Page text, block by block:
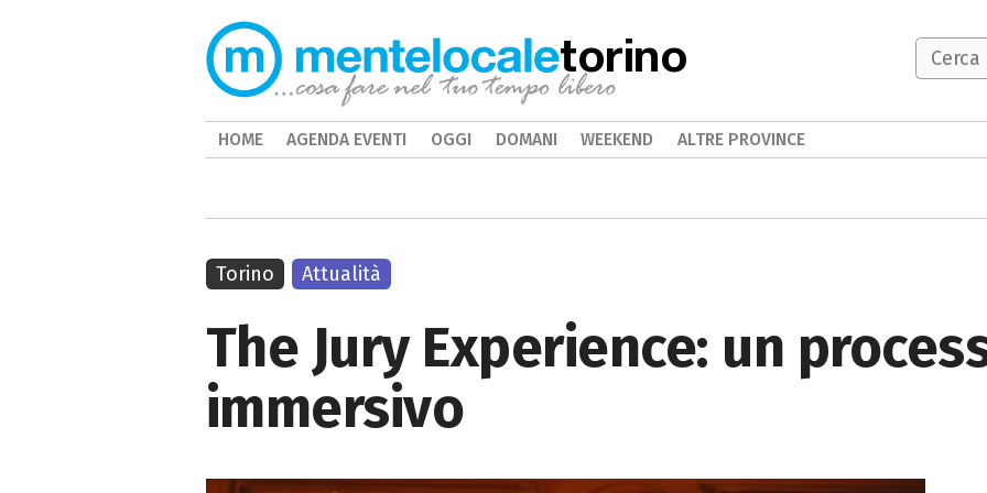
The Jury Experience: un
immersivo
Torino Attualità
torino
HOME AGENDA EVENTI OGGI DOMANI WEEKEND ALTRE PROVINCE